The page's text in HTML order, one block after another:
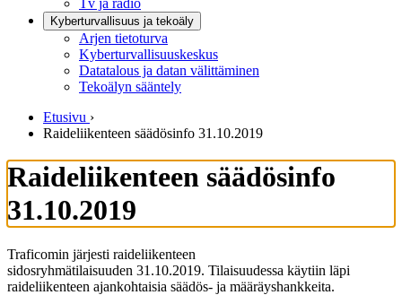
Tv ja radio
Kyberturvallisuus ja tekoäly
Arjen tietoturva
Kyberturvallisuuskeskus
Datatalous ja datan välittäminen
Tekoälyn sääntely
Etusivu ›
Raideliikenteen säädösinfo 31.10.2019
Raideliikenteen säädösinfo
31.10.2019
Traficomin järjesti raideliikenteen
sidosryhmätilaisuuden 31.10.2019. Tilaisuudessa käytiin läpi
raideliikenteen ajankohtaisia säädös- ja määräyshankkeita.